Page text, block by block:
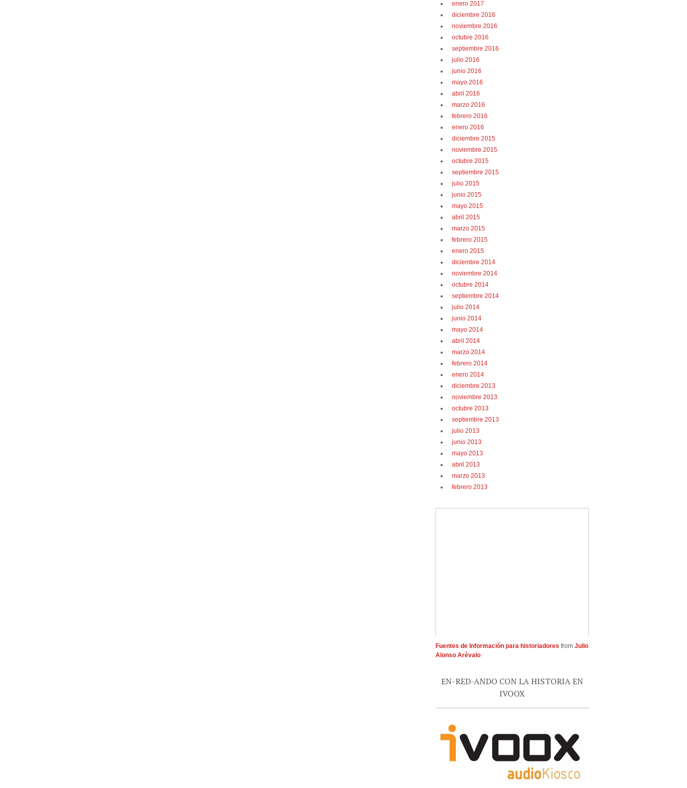
enero 2017
diciembre 2016
noviembre 2016
octubre 2016
septiembre 2016
julio 2016
junio 2016
mayo 2016
abril 2016
marzo 2016
febrero 2016
enero 2016
diciembre 2015
noviembre 2015
octubre 2015
septiembre 2015
julio 2015
junio 2015
mayo 2015
abril 2015
marzo 2015
febrero 2015
enero 2015
diciembre 2014
noviembre 2014
octubre 2014
septiembre 2014
julio 2014
junio 2014
mayo 2014
abril 2014
marzo 2014
febrero 2014
enero 2014
diciembre 2013
noviembre 2013
octubre 2013
septiembre 2013
julio 2013
junio 2013
mayo 2013
abril 2013
marzo 2013
febrero 2013
Fuentes de Información para historiadores from Julio
Alonso Arévalo
EN-RED-ANDO CON LA HISTORIA EN
IVOOX